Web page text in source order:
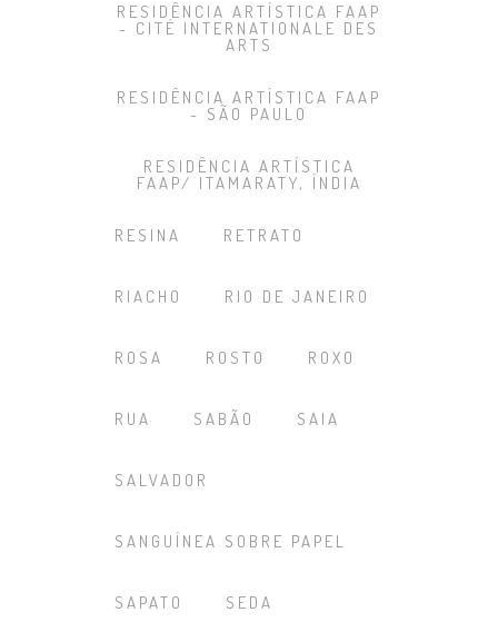
RESIDÊNCIA ARTÍSTICA FAAP
- CITÉ INTERNATIONALE DES
ARTS
RESIDÊNCIA ARTÍSTICA FAAP
- SÃO PAULO
RESIDÊNCIA ARTÍSTICA
FAAP/ ITAMARATY, ÍNDIA
RESINA RETRATO
RIACHO RIO DE JANEIRO
ROSA ROSTO ROXO
RUA SABÃO SAIA
SALVADOR
SANGUÍNEA SOBRE PAPEL
SAPATO SEDA